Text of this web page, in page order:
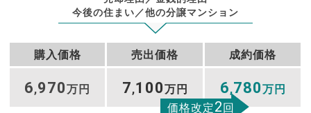
今後の住まい／他の分譲マンション
購入価格 売出価格 成約価格
6,970万円 7,100万円 6,780万円
価格改定2回